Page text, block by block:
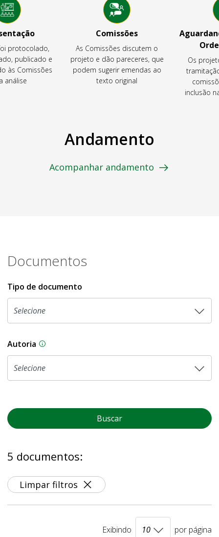
protocolado,
publicado e
às Comissões
análise
Comissões
As Comissões discutem o
projeto e dão pareceres, que
podem sugerir emendas ao
texto original
Os
inclusão
Andamento
Acompanhar andamento
Documentos
Tipo de documento
Autoria As proposições legislativas na CLDF podem
Buscar
5 documentos:
Limpar filtros
Exibindo por página